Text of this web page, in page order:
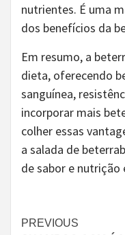
nutrientes. É uma
dos benefícios da
Em resumo, a
dieta, oferecendo
sanguínea,
incorporar mais
colher essas
a salada de
de sabor e
Continue
PREVIOUS